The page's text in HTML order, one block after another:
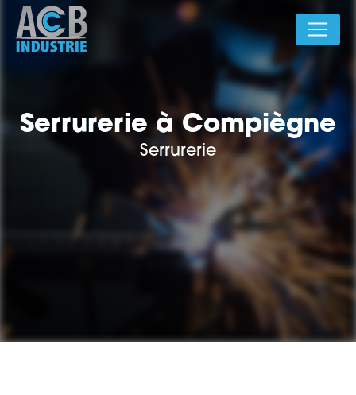
Serrurerie à Compiègne
Serrurerie
Panneau de gestion des cookies